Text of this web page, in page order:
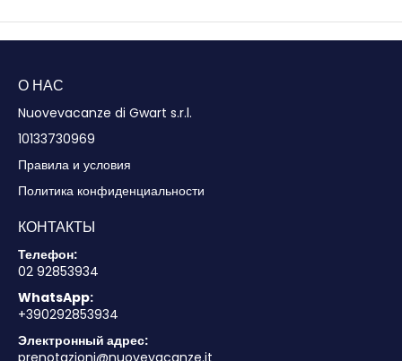
О НАС
Nuovevacanze di Gwart s.r.l.
10133730969
Правила и условия
Политика конфиденциальности
КОНТАКТЫ
Телефон:
02 92853934
WhatsApp:
+390292853934
Электронный адрес:
prenotazioni@nuovevacanze.it